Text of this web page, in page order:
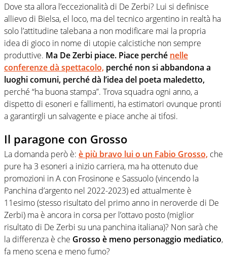
Dove sta allora l’eccezionalità di De Zerbi? Lui si definisce
allievo di Bielsa, el loco, ma del tecnico argentino in realtà ha
solo l’attitudine talebana a non modificare mai la propria
idea di gioco in nome di utopie calcistiche non sempre
produttive. Ma De Zerbi piace. Piace perché nelle
conferenze dà spettacolo, perché non si abbandona a
luoghi comuni, perché dà l’idea del poeta maledetto,
perché “ha buona stampa”. Trova squadra ogni anno, a
dispetto di esoneri e fallimenti, ha estimatori ovunque pronti
a garantirgli un salvagente e piace anche ai tifosi.
Il paragone con Grosso
La domanda però è: è più bravo lui o un Fabio Grosso, che
pure ha 3 esoneri a inizio carriera, ma ha ottenuto due
promozioni in A con Frosinone e Sassuolo (vincendo la
Panchina d’argento nel 2022-2023) ed attualmente è
11esimo (stesso risultato del primo anno in neroverde di De
Zerbi) ma è ancora in corsa per l’ottavo posto (miglior
risultato di De Zerbi su una panchina italiana)? Non sarà che
la differenza è che Grosso è meno personaggio mediatico,
fa meno scena e meno fumo?